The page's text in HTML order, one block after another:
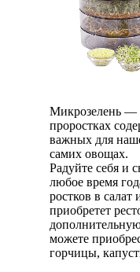
Микрозелень —
проростках
важных для
самих овощах.
Радуйте себя и
любое время
ростков в
приобретет
можете
горчицы,